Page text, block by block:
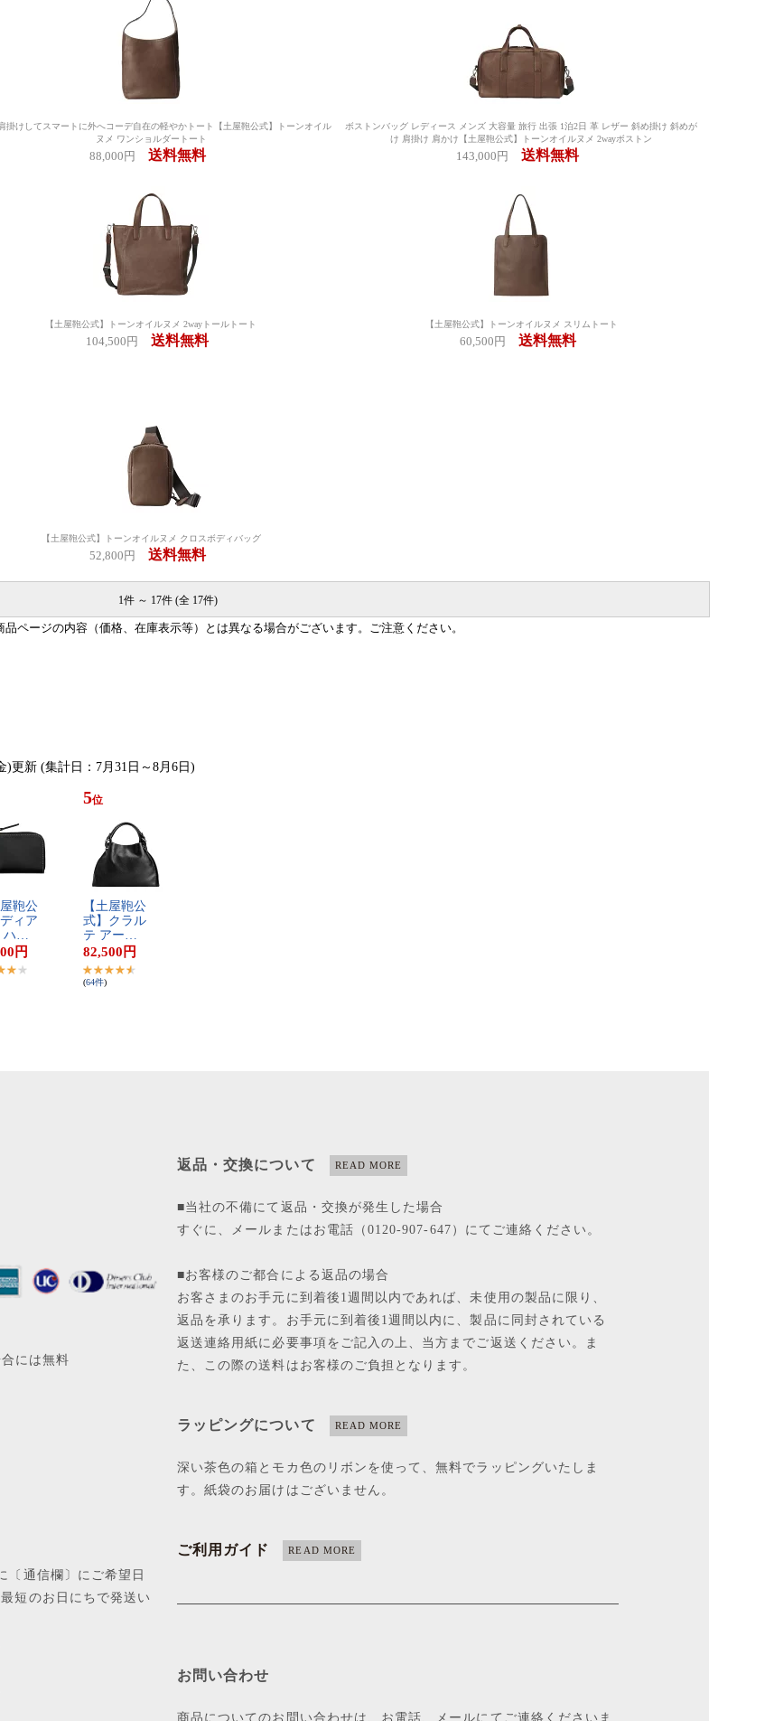
掛けしてスマートに外へコーデ自在の軽やかトート【土屋鞄公式】トーンオイル
ヌメ ワンショルダートート
88,000円 送料無料
ボストンバッグ レディース メンズ 大容量 旅行 出張 1泊2日 革 レザー 斜め掛け 斜めが
け 肩掛け 肩かけ【土屋鞄公式】トーンオイルヌメ 2wayボストン
143,000円 送料無料
【土屋鞄公式】トーンオイルヌメ 2wayトールトート
104,500円 送料無料
【土屋鞄公式】トーンオイルヌメ スリムトート
60,500円 送料無料
【土屋鞄公式】トーンオイルヌメ クロスボディバッグ
52,800円 送料無料
1件 ～ 17件 (全 17件)
ページの内容（価格、在庫表示等）とは異なる場合がございます。ご注意ください。
)更新 (集計日：7月31日～8月6日)
屋​鞄​公​
ィ​ア​
ハ​…
円
5位
【​土​屋​鞄​公​
式​】​ク​ラ​ル​
テ​ ​ア​ー​…
82,500 円
(64件)
には無料
〔通信欄〕にご希望日
短のお日にちで発送い
返品・交換について READ MORE
■当社の不備にて返品・交換が発生した場合
すぐに、メールまたはお電話（0120-907-647）にてご連絡ください。
■お客様のご都合による返品の場合
お客さまのお手元に到着後1週間以内であれば、未使用の製品に限り、
返品を承ります。お手元に到着後1週間以内に、製品に同封されている
返送連絡用紙に必要事項をご記入の上、当方までご返送ください。ま
た、この際の送料はお客様のご負担となります。
ラッピングについて READ MORE
深い茶色の箱とモカ色のリボンを使って、無料でラッピングいたしま
す。紙袋のお届けはございません。
ご利用ガイド READ MORE
お問い合わせ
商品についてのお問い合わせは、お電話、メールにてご連絡くださいま